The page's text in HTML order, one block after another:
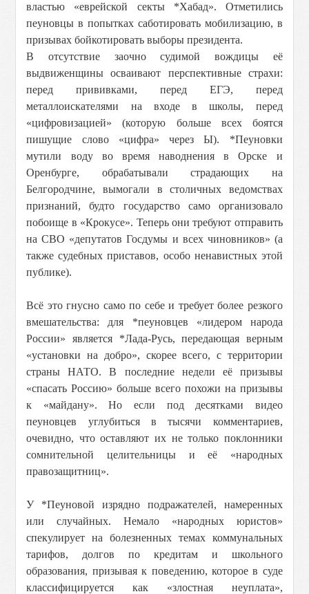
властью «еврейской секты *Хабад». Отметились
пеуновцы в попытках саботировать мобилизацию, в
призывах бойкотировать выборы президента.
В отсутствие заочно судимой вождицы её
выдвиженщины осваивают перспективные страхи:
перед прививками, перед ЕГЭ, перед
металлоискателями на входе в школы, перед
«цифровизацией» (которую больше всех боятся
пишущие слово «цифра» через Ы). *Пеуновки
мутили воду во время наводнения в Орске и
Оренбурге, обрабатывали страдающих на
Белгородчине, вымогали в столичных ведомствах
признаний, будто государство само организовало
побоище в «Крокусе». Теперь они требуют отправить
на СВО «депутатов Госдумы и всех чиновников» (а
также судебных приставов, особо ненавистных этой
публике).
Всё это гнусно само по себе и требует более резкого
вмешательства: для *пеуновцев «лидером народа
России» является *Лада-Русь, передающая верным
«установки на добро», скорее всего, с территории
страны НАТО. В последние недели её призывы
«спасать Россию» больше всего похожи на призывы
к «майдану». Но если под десятками видео
пеуновцев углубиться в тысячи комментариев,
очевидно, что оставляют их не только поклонники
сомнительной целительницы и её «народных
правозащитниц».
У *Пеуновой изрядно подражателей, намеренных
или случайных. Немало «народных юристов»
спекулирует на болезненных темах коммунальных
тарифов, долгов по кредитам и школьного
образования, призывая к поведению, которое в суде
классифицируется как «злостная неуплата»,